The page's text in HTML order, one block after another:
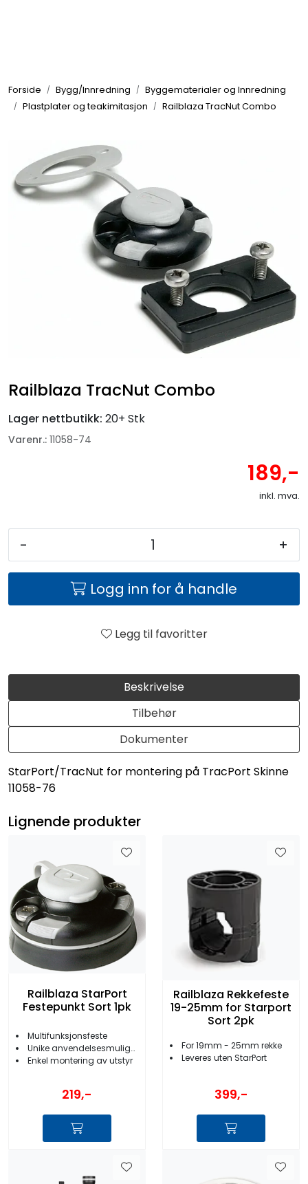
Forside Bygg/Innredning
Byggematerialer og Innredning
Plastplater og teakimitasjon
Railblaza TracNut Combo
Beskrivelse
Tilbehør
Dokumenter
StarPort/TracNut for montering på TracPort Skinne
11058-76
Railblaza TracNut Combo
Lager nettbutikk: 20+ Stk
Varenr.: 11058-74
189,-
inkl. mva.
- +
Logg inn for å handle
Legg til favoritter
Lignende produkter
Railblaza StarPort
Festepunkt Sort 1pk
Multifunksjonsfeste
Unike anvendelsesmuligheter
Enkel montering av utstyr
219,-
Railblaza Rekkefeste
19-25mm for Starport
Sort 2pk
For 19mm - 25mm rekke
Leveres uten StarPort
399,-
Elektrisk
Bygg/Innredning
Komfort
Motor/Styring
Båtpleie/Opplag
Seil